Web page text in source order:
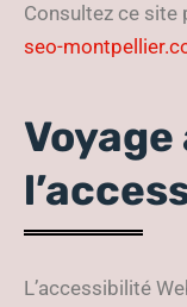
Consultez ce site
seo-
L’accessibilité